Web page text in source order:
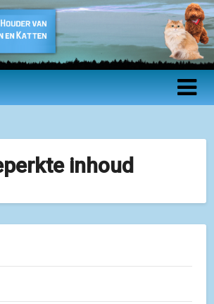
Vakbekwaam
Houder van
Honden en
Katten –
inhoud